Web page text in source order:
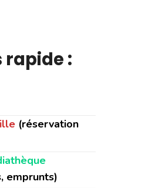
rapide :
(réservation
emprunts)